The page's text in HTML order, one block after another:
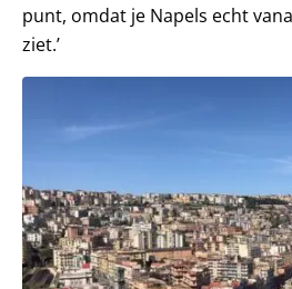
punt, omdat je Napels echt
ziet.’